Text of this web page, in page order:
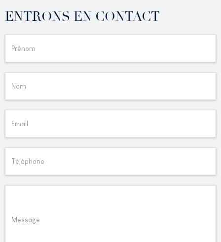
ENTRONS EN CONTACT